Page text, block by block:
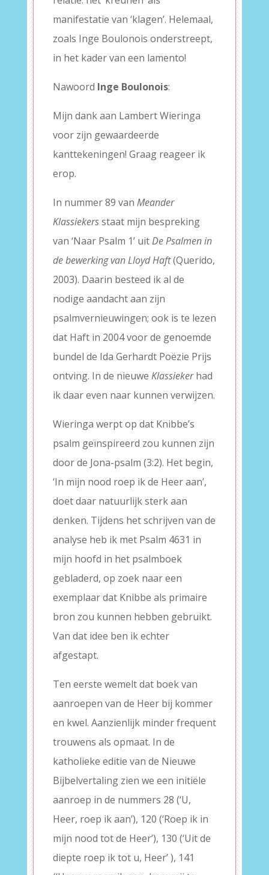
manifestatie van ‘klagen’. Helemaal,
zoals Inge Boulonois onderstreept,
in het kader van een lamento!
Nawoord Inge Boulonois:
Mijn dank aan Lambert Wieringa
voor zijn gewaardeerde
kanttekeningen! Graag reageer ik
erop.
In nummer 89 van Meander
Klassiekersstaat mijn bespreking
van ‘Naar Psalm 1’ uitDe Psalmen in
de bewerking van Lloyd Haft(Querido,
2003). Daarin besteed ik al de
nodige aandacht aan zijn
psalmvernieuwingen; ook is te lezen
dat Haft in 2004 voor de genoemde
bundel de Ida Gerhardt Poëzie Prijs
ontving. In de nieuwe Klassiekerhad
ik daar even naar kunnen verwijzen.
Wieringa werpt op dat Knibbe’s
psalm geïnspireerd zou kunnen zijn
door de Jona-psalm (3:2). Het begin,
‘In mijn nood roep ik de Heer aan’,
doet daar natuurlijk sterk aan
denken. Tijdens het schrijven van de
analyse heb ik met Psalm 4631 in
mijn hoofd in het psalmboek
gebladerd, op zoek naar een
exemplaar dat Knibbe als primaire
bron zou kunnen hebben gebruikt.
Van dat idee ben ik echter
afgestapt.
Ten eerste wemelt dat boek van
aanroepen van de Heer bij kommer
en kwel. Aanzienlijk minder frequent
trouwens als opmaat. In de
katholieke editie van de Nieuwe
Bijbelvertaling zien we een initiële
aanroep in de nummers 28 (‘U,
Heer, roep ik aan’), 120 (‘Roep ik in
mijn nood tot de Heer’), 130 (‘Uit de
diepte roep ik tot u, Heer’ ), 141